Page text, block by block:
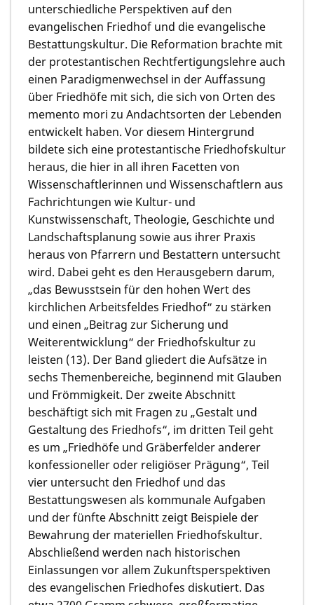
unterschiedliche Perspektiven auf den
evangelischen Friedhof und die evangelische
Bestattungskultur. Die Reformation brachte mit
der protestantischen Rechtfertigungslehre auch
einen Paradigmenwechsel in der Auffassung
über Friedhöfe mit sich, die sich von Orten des
memento mori zu Andachtsorten der Lebenden
entwickelt haben. Vor diesem Hintergrund
bildete sich eine protestantische Friedhofskultur
heraus, die hier in all ihren Facetten von
Wissenschaftlerinnen und Wissenschaftlern aus
Fachrichtungen wie Kultur- und
Kunstwissenschaft, Theologie, Geschichte und
Landschaftsplanung sowie aus ihrer Praxis
heraus von Pfarrern und Bestattern untersucht
wird. Dabei geht es den Herausgebern darum,
„das Bewusstsein für den hohen Wert des
kirchlichen Arbeitsfeldes Friedhof“ zu stärken
und einen „Beitrag zur Sicherung und
Weiterentwicklung“ der Friedhofskultur zu
leisten (13). Der Band gliedert die Aufsätze in
sechs Themenbereiche, beginnend mit Glauben
und Frömmigkeit. Der zweite Abschnitt
beschäftigt sich mit Fragen zu „Gestalt und
Gestaltung des Friedhofs“, im dritten Teil geht
es um „Friedhöfe und Gräberfelder anderer
konfessioneller oder religiöser Prägung“, Teil
vier untersucht den Friedhof und das
Bestattungswesen als kommunale Aufgaben
und der fünfte Abschnitt zeigt Beispiele der
Bewahrung der materiellen Friedhofskultur.
Abschließend werden nach historischen
Einlassungen vor allem Zukunftsperspektiven
des evangelischen Friedhofes diskutiert. Das